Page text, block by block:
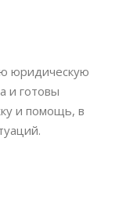
юридическую
и готовы
и помощь, в